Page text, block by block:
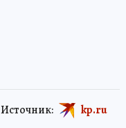
Источник: kp.ru